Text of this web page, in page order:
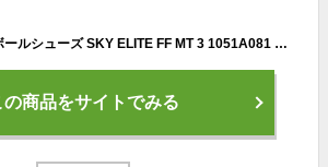
[アシックス] バレーボールシューズ SKY ELITE FF MT 3 1051A081 メンズ 105(ホワイト/ホワイト) 28.0 cm 2E
の商品をサイトでみる